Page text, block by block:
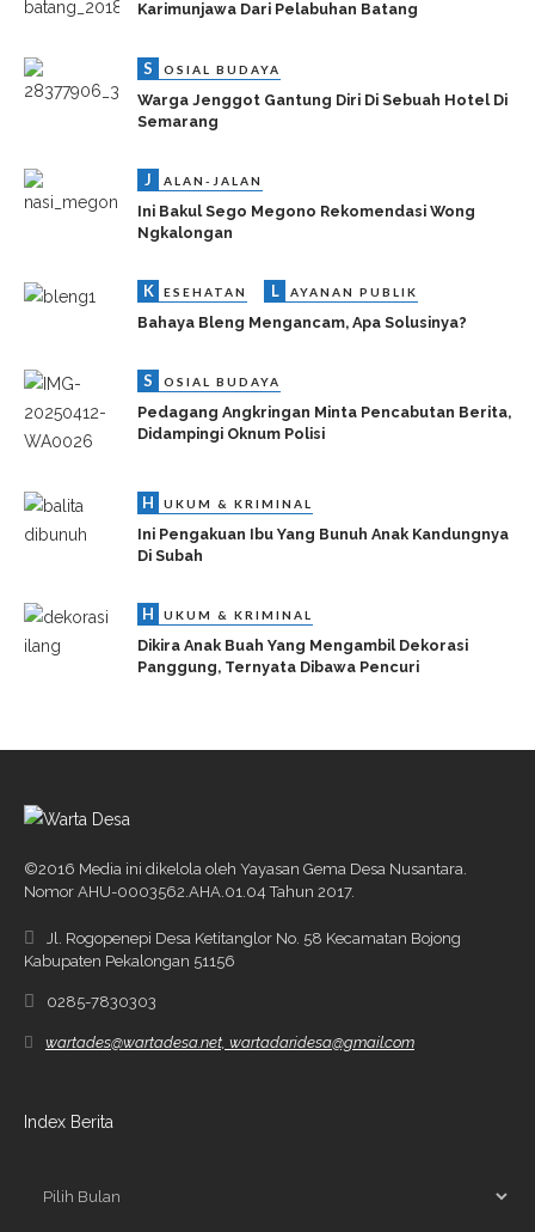
Karimunjawa Dari Pelabuhan Batang
S OSIAL BUDAYA
Warga Jenggot Gantung Diri Di Sebuah Hotel Di
Semarang
J ALAN-JALAN
Ini Bakul Sego Megono Rekomendasi Wong
Ngkalongan
K ESEHATAN L AYANAN PUBLIK
Bahaya Bleng Mengancam, Apa Solusinya?
S OSIAL BUDAYA
Pedagang Angkringan Minta Pencabutan Berita,
Didampingi Oknum Polisi
H UKUM & KRIMINAL
Ini Pengakuan Ibu Yang Bunuh Anak Kandungnya
Di Subah
H UKUM & KRIMINAL
Dikira Anak Buah Yang Mengambil Dekorasi
Panggung, Ternyata Dibawa Pencuri
©2016 Media ini dikelola oleh Yayasan Gema Desa Nusantara.
Nomor AHU-0003562.AHA.01.04 Tahun 2017.
Jl. Rogopenepi Desa Ketitanglor No. 58 Kecamatan Bojong
Kabupaten Pekalongan 51156
0285-7830303
wartades@wartadesa.net, wartadaridesa@gmail.com
Index Berita